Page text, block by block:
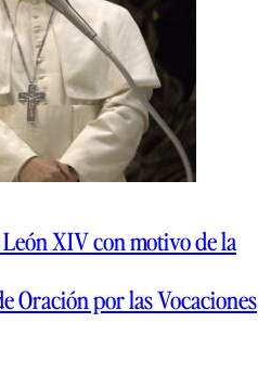
XIV con motivo de la
Oración por las Vocaciones